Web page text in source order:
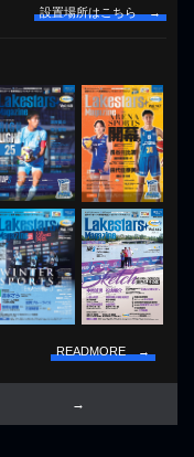
設置場所はこちら →
READMORE →